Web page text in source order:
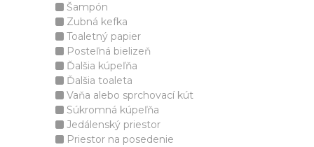
Šampón
Zubná kefka
Toaletný papier
Posteľná bielizeň
Ďalšia kúpeľňa
Ďalšia toaleta
Vaňa alebo sprchovací kút
Súkromná kúpeľňa
Jedálenský priestor
Priestor na posedenie